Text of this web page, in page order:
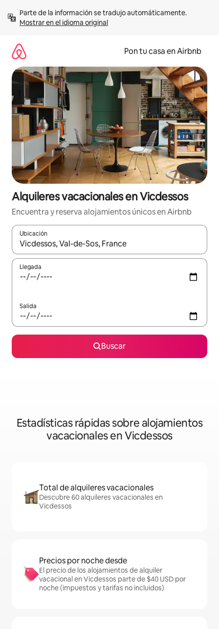
contenidoMostrar en el idioma original
Pon tu casa en Airbnb
Alquileres vacacionales en Vicdessos
Encuentra y reserva alojamientos únicos en Airbnb
Ubicación
Cuando los resultados estén disponibles, navega con las
Llegada
Salida
Buscar
Estadísticas rápidas sobre alojamientos
vacacionales en Vicdessos
Total de alquileres vacacionales
Descubre 60 alquileres vacacionales en
Vicdessos
Precios por noche desde
El precio de los alojamientos de alquiler
vacacional en Vicdessos parte de $40 USD por
noche (impuestos y tarifas no incluidos)